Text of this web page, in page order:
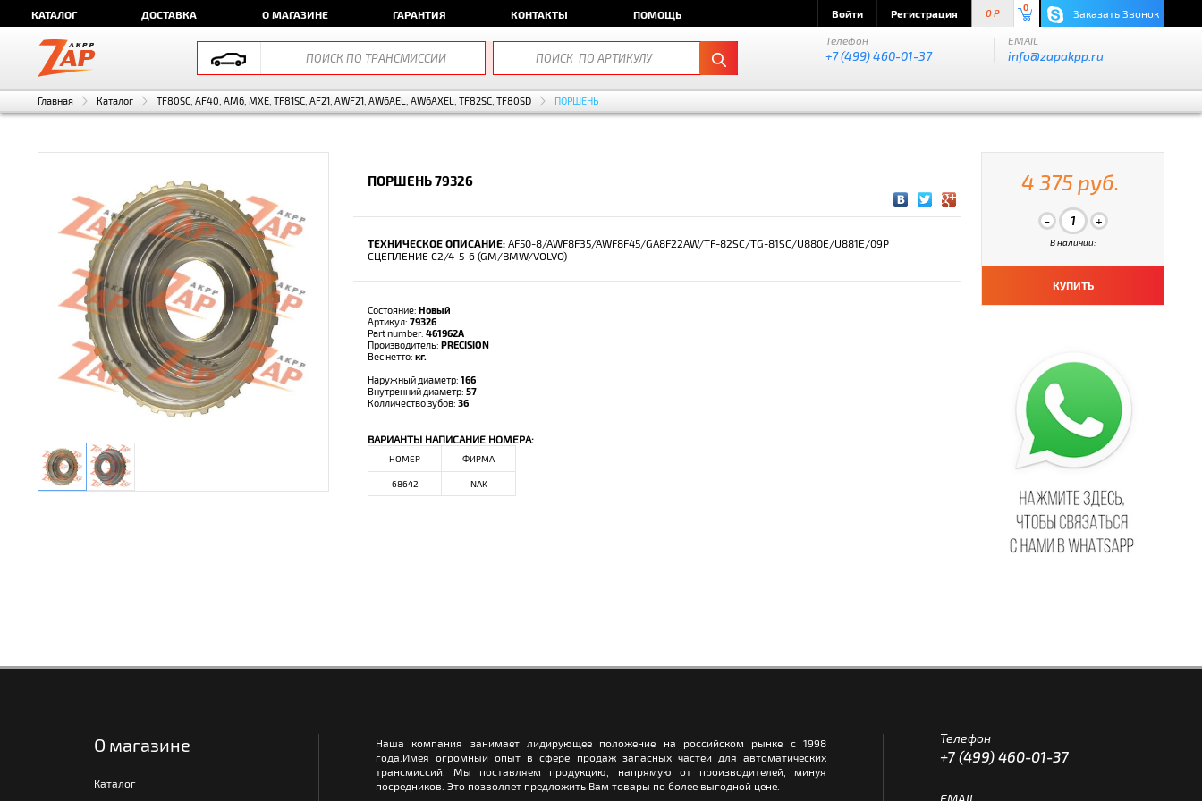
КАТАЛОГ ДОСТАВКА О МАГАЗИНЕ ГАРАНТИЯ КОНТАКТЫ ПОМОЩЬ Войти Регистрация 0 P
0 Заказать Звонок
Телефон
+7 (499) 460-01-37
EMAIL
info@zapakpp.ru
Главная Каталог TF80SC, AF40, AM6, MXE, TF81SC, AF21, AWF21, AW6AEL, AW6AXEL, TF82SC, TF80SD ПОРШЕНЬ
ПОРШЕНЬ 79326
ТЕХНИЧЕСКОЕ ОПИСАНИЕ: AF50-8/AWF8F35/AWF8F45/GA8F22AW/TF-82SC/TG-81SC/U880E/U881E/09P
СЦЕПЛЕНИЕ C2/4-5-6 (GM/BMW/VOLVO)
Состояние: Новый
Артикул: 79326
Part number: 461962A
Производитель: PRECISION
Вес нетто: кг.
Наружный диаметр: 166
Внутренний диаметр: 57
Колличество зубов: 36
ВАРИАНТЫ НАПИСАНИЕ НОМЕРА:
НОМЕР ФИРМА
68642 NAK
4 375 руб.
В наличии:
КУПИТЬ
О магазине
Каталог
Наша компания занимает лидирующее положение на российском рынке с 1998
года.Имея огромный опыт в сфере продаж запасных частей для автоматических
трансмиссий, Мы поставляем продукцию, напрямую от производителей, минуя
посредников. Это позволяет предложить Вам товары по более выгодной цене.
Телефон
+7 (499) 460-01-37